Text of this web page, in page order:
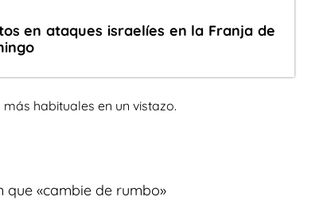
en ataques israelíes en la Franja de
habituales en un vistazo.
«cambie de rumbo»